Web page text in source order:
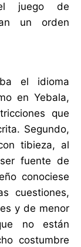
juego de
un orden
el idioma
en Yebala,
que
Segundo,
tibieza, al
fuente de
conociese
cuestiones,
y de menor
no están
costumbre